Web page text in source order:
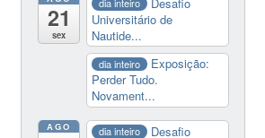
21
sex
Universitário de
Nautide...
dia inteiro
Exposição:
Perder Tudo.
Novament...
AGO dia inteiro
Desafio